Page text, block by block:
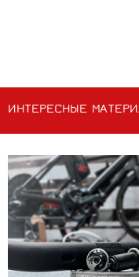
ИНТЕРЕСНЫЕ